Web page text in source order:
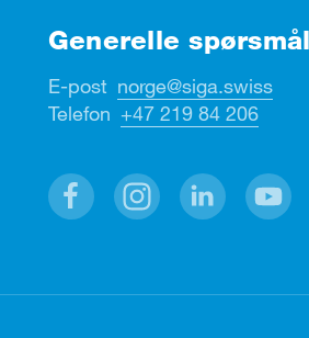
Generelle spørsmål
E-post norge@siga.swiss
Telefon +47 219 84 206